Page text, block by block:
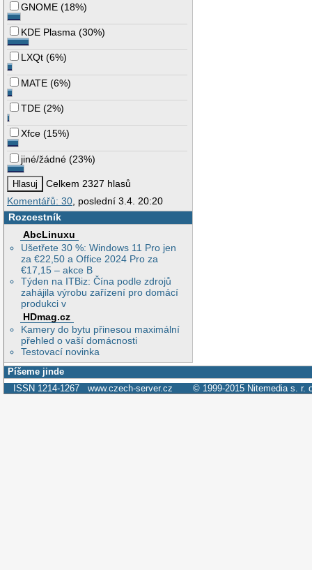
GNOME (18%)
KDE Plasma (30%)
LXQt (6%)
MATE (6%)
TDE (2%)
Xfce (15%)
jiné/žádné (23%)
Celkem 2327 hlasů
Komentářů: 30, poslední 3.4. 20:20
Rozcestník
AbcLinuxu
Ušetřete 30 %: Windows 11 Pro jen
za €22,50 a Office 2024 Pro za
€17,15 – akce B
Týden na ITBiz: Čína podle zdrojů
zahájila výrobu zařízení pro domácí
produkci v
HDmag.cz
Kamery do bytu přinesou maximální
přehled o vaší domácnosti
Testovací novinka
Píšeme jinde
ISSN 1214-1267 www.czech-server.cz © 1999-2015 Nitemedia s. r.